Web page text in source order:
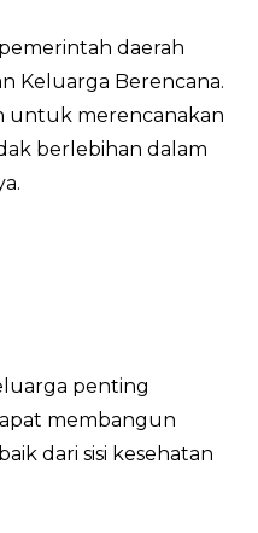
daerah
Keluarga Berencana.
untuk merencanakan
berlebihan dalam
penting
membangun
dari sisi kesehatan